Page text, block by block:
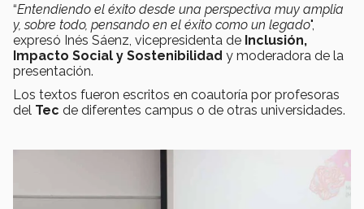
“Entendiendo el éxito desde una perspectiva muy amplia
y, sobre todo, pensando en el éxito como un legado",
expresó Inés Sáenz, vicepresidenta de Inclusión,
Impacto Social y Sostenibilidad y moderadora de la
presentación.
Los textos fueron escritos en coautoría por profesoras
del Tec de diferentes campus o de otras universidades.